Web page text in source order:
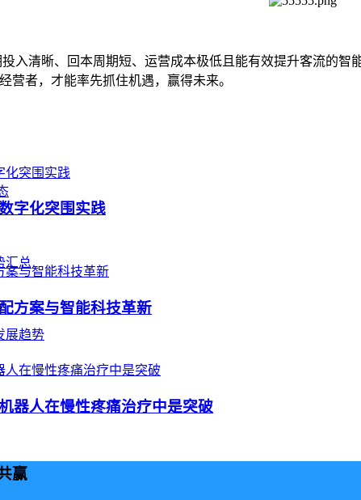
汇总
展趋势
清晰、回本周期短、运营成本极低且能有效提升客流的智
营者，才能率先抓住机遇，赢得未来。
字化突围实践
方案与智能科技革新
器人在慢性疼痛治疗中是突破
赢